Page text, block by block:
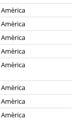
Amèrica
Amèrica
Amèrica
Amèrica
Amèrica
Amèrica
Amèrica
Amèrica